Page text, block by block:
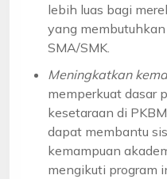
lebih luas bagi
yang
SMA/SMK.
Meningkatkan
memperkuat dasar
kesetaraan di
dapat membantu
kemampuan
mengikuti program